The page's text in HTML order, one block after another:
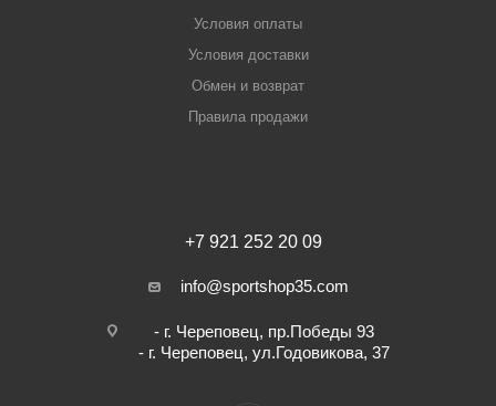
Условия оплаты
Условия доставки
Обмен и возврат
Правила продажи
+7 921 252 20 09
info@sportshop35.com
- г. Череповец, пр.Победы 93
- г. Череповец, ул.Годовикова, 37